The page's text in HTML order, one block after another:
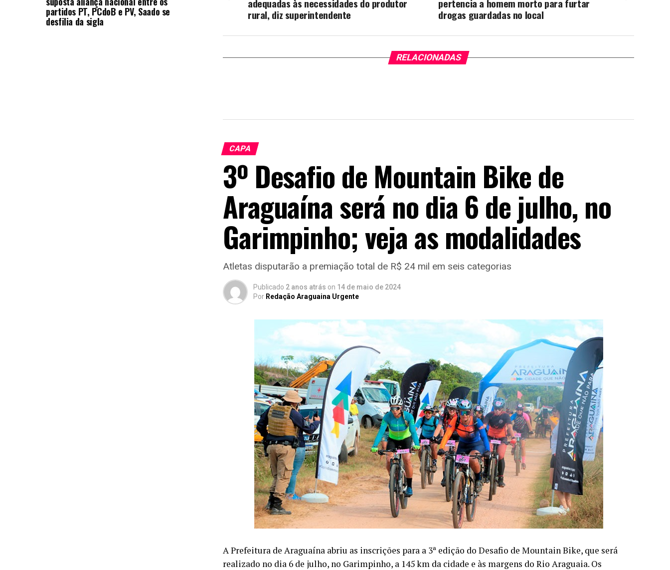
partidos PT, PCdoB e PV, Saado se
desfilia da sigla
pertencia a homem morto para furtar
drogas guardadas no local
adequadas às necessidades do produtor
rural, diz superintendente
RELACIONADAS
CAPA
3º Desafio de Mountain Bike de
Araguaína será no dia 6 de julho, no
Garimpinho; veja as modalidades
Atletas disputarão a premiação total de R$ 24 mil em seis categorias
Publicado 2 anos atrás on 14 de maio de 2024
Por Redação Araguaina Urgente
A Prefeitura de Araguaína abriu as inscrições para a 3ª edição do Desafio de Mountain Bike, que será
realizado no dia 6 de julho, no Garimpinho, a 145 km da cidade e às margens do Rio Araguaia. Os